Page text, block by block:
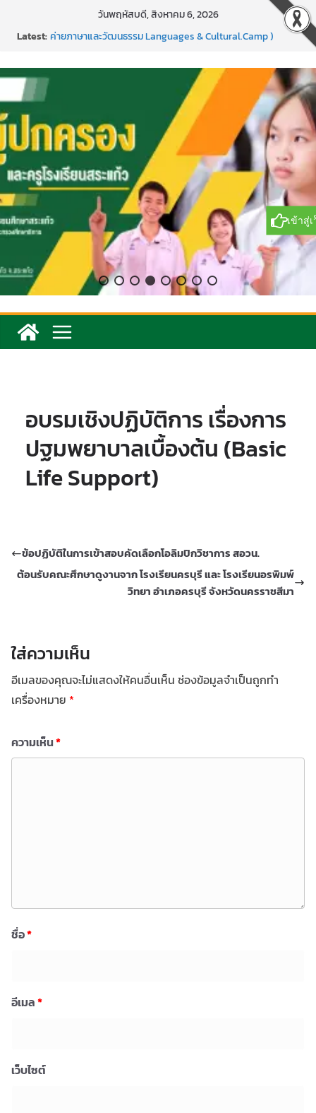
content
วันพฤหัสบดี, สิงหาคม 6, 2026
Latest:ค่ายภาษาและวัฒนธรรม Languages & Cultural.Camp )
กีฬาอีสปอร์ต (FC Online PC)
การพัฒนานวัตกรรมบอร์ดเกม เพื่อการเรียนรู้เชิงรุก ประจำปี
แข่งขันกีฬาบาสเกตบอลรายการ “ออมสิน Youth Sports
Festival ๒๕๖๙”
เข้าสู่
อบรมเชิงปฏิบัติการ เรื่องการ
ปฐมพยาบาลเบื้องต้น (Basic
Life Support)
ข้อปฏิบัติในการเข้าสอบคัดเลือกโอลิมปิกวิชาการ สอวน.
ต้อนรับคณะศึกษาดูงานจาก โรงเรียนครบุรี และ โรงเรียนอรพิมพ์
วิทยา อำเภอครบุรี จังหวัดนครราชสีมา
ใส่ความเห็น
อีเมลของคุณจะไม่แสดงให้คนอื่นเห็น ช่องข้อมูลจำเป็นถูกทำ
เครื่องหมาย *
ความเห็น*
ชื่อ*
อีเมล*
เว็บไซต์